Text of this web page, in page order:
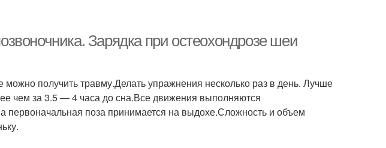
Зарядка при остеохондрозе шеи
получить травму.Делать упражнения несколько раз в день. Лучше
чем за 3.5 — 4 часа до сна.Все движения выполняются
первоначальная поза принимается на выдохе.Сложность и объем